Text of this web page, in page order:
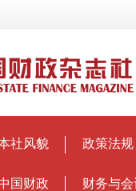
社风貌 政策法规
国财政 财务与会